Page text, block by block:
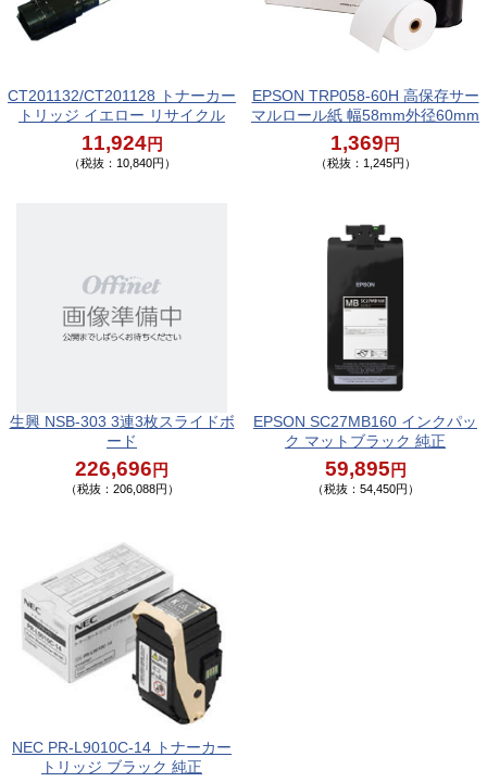
CT201132/CT201128 トナーカー
トリッジ イエロー リサイクル
11,924円
（税抜：10,840円）
EPSON TRP058-60H 高保存サー
マルロール紙 幅58mm外径60mm
1,369 円
（税抜：1,245円）
生興 NSB-303 3連3枚スライドボ
ード
226,696 円
（税抜：206,088円）
EPSON SC27MB160 インクパッ
ク マットブラック 純正
59,895 円
（税抜：54,450円）
NEC PR-L9010C-14 トナーカー
トリッジ ブラック 純正